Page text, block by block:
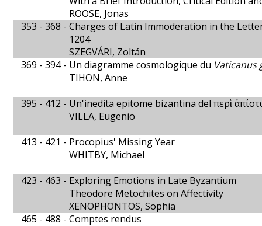
ROOSE, Jonas
353 - 368 - Charges of Latin Immoderation in the
1204
SZEGVÁRI, Zoltán
369 - 394 - Un diagramme cosmologique du Vaticanus
TIHON, Anne
395 - 412 - Un'inedita epitome bizantina del περὶ
VILLA, Eugenio
413 - 421 - Procopius' Missing Year
WHITBY, Michael
423 - 463 - Exploring Emotions in Late Byzantium
Theodore Metochites on Affectivity
XENOPHONTOS, Sophia
465 - 488 - Comptes rendus